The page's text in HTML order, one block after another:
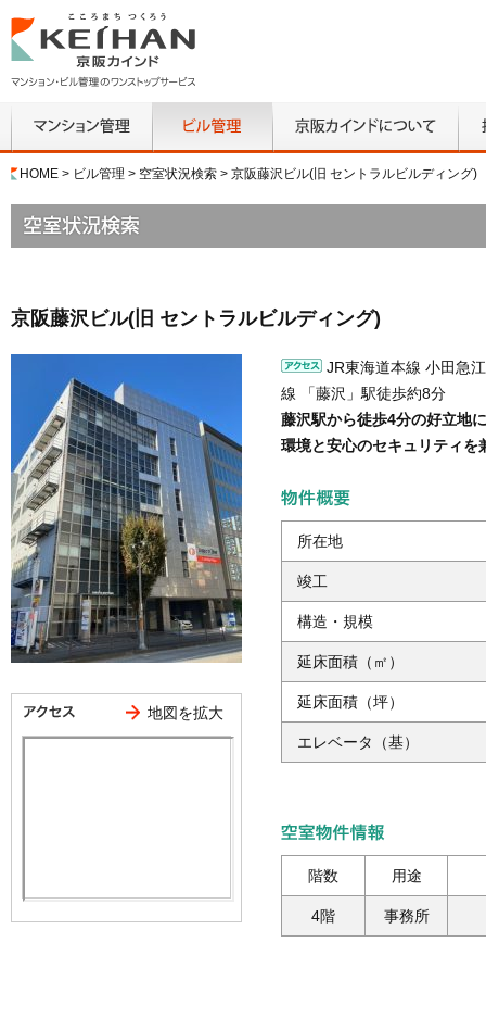
マンション管
理
ビル管理
京阪カインドにつ
HOME > ビル管理 > 空室状況検索 > 京阪藤沢ビル(旧 セントラルビルディン
京阪藤沢ビル(旧 セントラルビルディング)
地図を拡大
JR東海道本線 小田急
線 「藤沢」駅徒歩約8分
藤沢駅から徒歩4分の好立地
環境と安心のセキュリティを
所在地
竣工
構造・規模
延床面積（㎡）
延床面積（坪）
エレベータ（基）
階数 用途
4階 事務所